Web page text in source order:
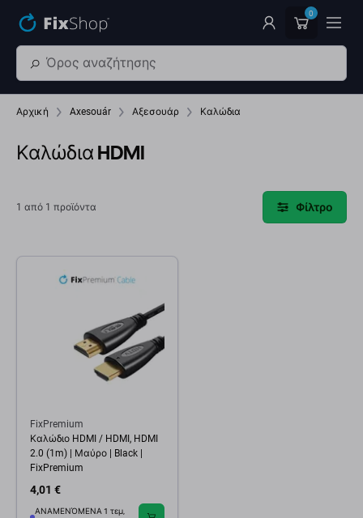
0
Αρχική Axesouár Αξεσουάρ Καλώδια
Καλώδια HDMI
1 από 1 προϊόντα Φίλτρο
FixPremium
Καλώδιο HDMI / HDMI, HDMI
2.0 (1m) | Μαύρο | Black |
FixPremium
4,01 €
ΑΝΑΜΕΝΌΜΕΝΑ 1 τεμ,